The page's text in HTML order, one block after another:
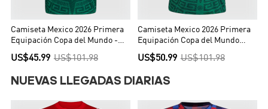
Camiseta Mexico 2026 Primera
Equipación Copa del Mundo -
Versión Hincha
US$45.99 US$101.98
Camiseta Mexico 2026 Primera
Equipación Copa del Mundo
Local Mujer - Versión Hincha
US$50.99 US$101.98
NUEVAS LLEGADAS DIARIAS